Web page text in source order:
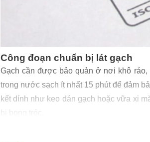
Công đoạn chuẩn bị lát gạch
Gạch cần được bảo quản ở nơi khô
trong nước sạch ít nhất 15 phút để đảm
kết dính như keo dán gạch hoặc vữa xi